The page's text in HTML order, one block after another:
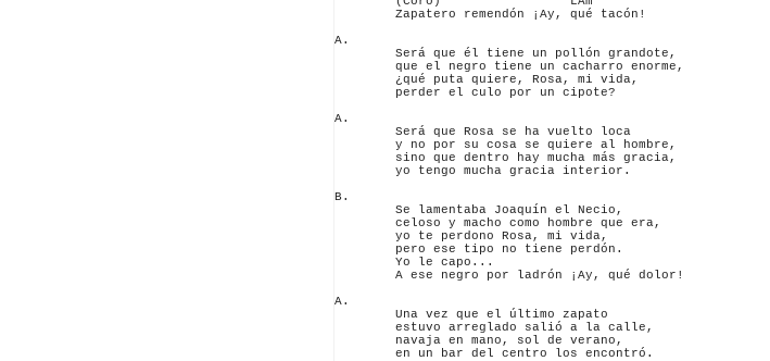
        Zapatero remendón ¡Ay, qué tacón!
A.
        Será que él tiene un pollón grandote,
        que el negro tiene un cacharro enorme,
        ¿qué puta quiere, Rosa, mi vida,
        perder el culo por un cipote?
A.
        Será que Rosa se ha vuelto loca
        y no por su cosa se quiere al hombre,
        sino que dentro hay mucha más gracia,
        yo tengo mucha gracia interior.
B.
        Se lamentaba Joaquín el Necio,
        celoso y macho como hombre que era,
        yo te perdono Rosa, mi vida,
        pero ese tipo no tiene perdón.
        Yo le capo...
        A ese negro por ladrón ¡Ay, qué dolor!
A.
        Una vez que el último zapato
        estuvo arreglado salió a la calle,
        navaja en mano, sol de verano,
        en un bar del centro los encontró.